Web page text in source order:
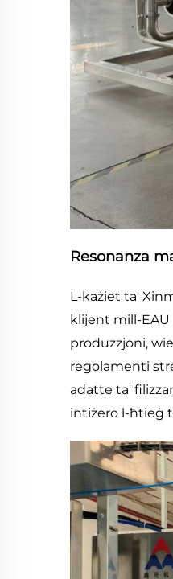
Resonanza
L-każiet ta'
klijent mill-
produzzjoni,
regolamenti
adatte ta'
intiżero l-ħtieġ